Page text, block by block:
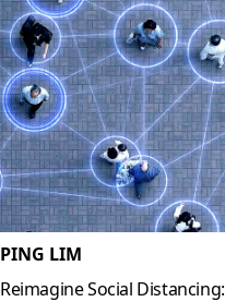
PING LIM
Reimagine Social Distancing: